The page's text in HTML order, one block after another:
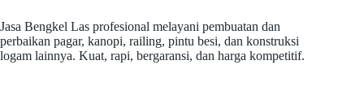
Jasa Bengkel Las profesional melayani pembuatan dan
perbaikan pagar, kanopi, railing, pintu besi, dan konstruksi
logam lainnya. Kuat, rapi, bergaransi, dan harga kompetitif.